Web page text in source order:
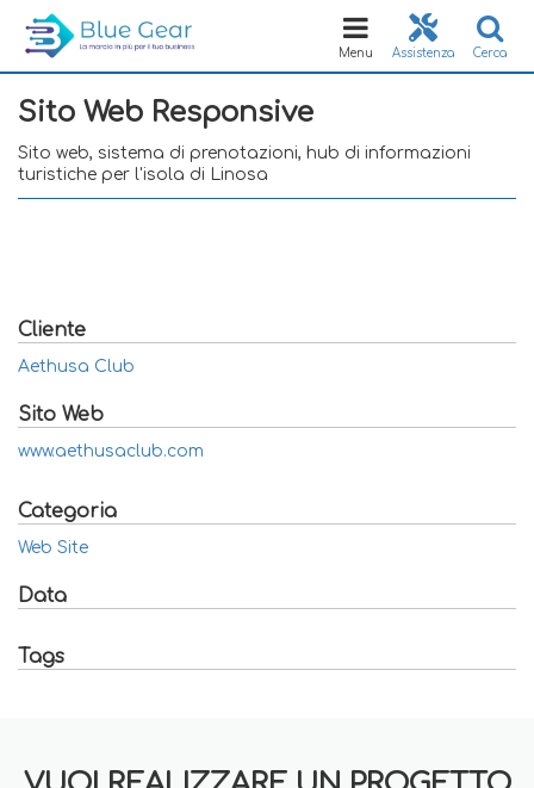
Cerca
Assistenza
Toggle
navigation
Menu
Sito Web Responsive
Sito web, sistema di prenotazioni, hub di informazioni
turistiche per l'isola di Linosa
Cliente
Aethusa Club
Sito Web
www.aethusaclub.com
Categoria
Web Site
Data
Tags